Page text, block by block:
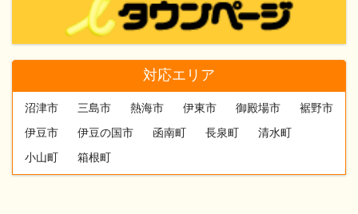
対応エリア
沼津市 三島市 熱海市 伊東市 御殿場市
裾野市
伊豆市
伊豆の国市 函南町 長泉町
清水町
小山町
箱根町